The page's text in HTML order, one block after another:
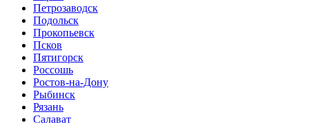
Петрозаводск
Подольск
Прокопьевск
Псков
Пятигорск
Россошь
Ростов-на-Дону
Рыбинск
Рязань
Салават